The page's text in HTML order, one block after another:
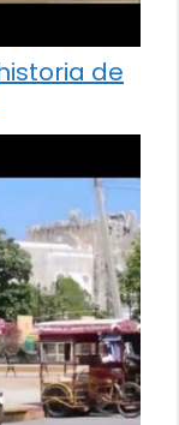
de